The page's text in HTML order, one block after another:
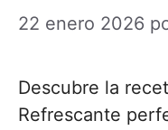
22 enero 2026
Descubre la
Refrescante